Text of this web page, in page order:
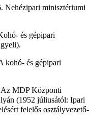
Nehézipari minisztériumi
és gépipari
kohó- és gépipari
Az MDP Központi
(1952 júliusától: Ipari
felelős osztályvezető-